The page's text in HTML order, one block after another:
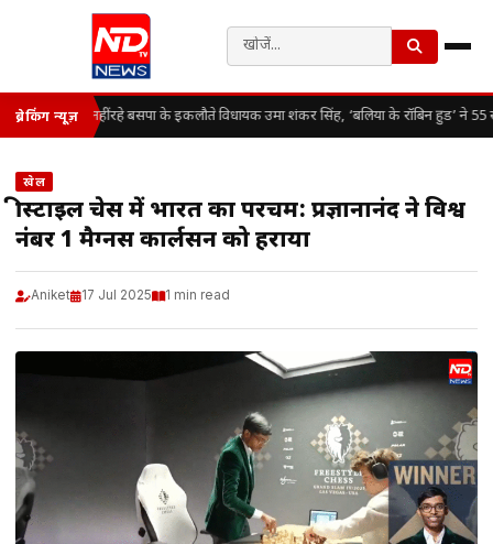
ब्रेकिंग न्यूज़ नहीं रहे बसपा के इकलौते विधायक उमा शंकर सिंह, ‘बलिया के रॉबिन हुड’ ने 55
खेल
फ्रीस्टाइल चेस में भारत का परचम: प्रज्ञानानंद ने विश्व
नंबर 1 मैग्नस कार्लसन को हराया
Aniket 17 Jul 2025 1 min read